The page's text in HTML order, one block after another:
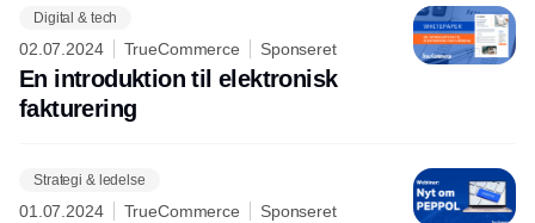
Digital & tech
02.07.2024 TrueCommerce Sponseret
En introduktion til elektronisk
fakturering
Strategi & ledelse
01.07.2024 TrueCommerce Sponseret